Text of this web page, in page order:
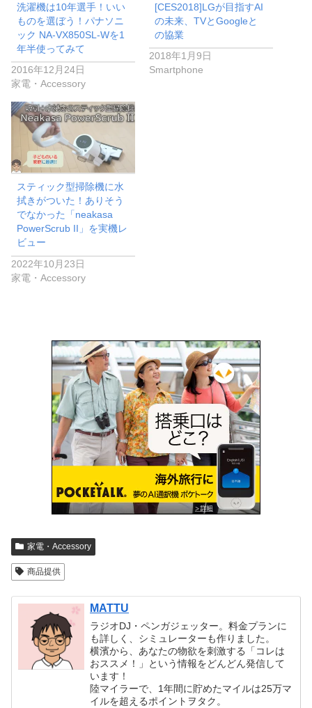
洗濯機は10年選手！いい
ものを選ぼう！パナソニ
ック NA-VX850SL-Wを1
年半使ってみて
2016年12月24日
家電・Accessory
[CES2018]LGが目指すAI
の未来、TVとGoogleと
の協業
2018年1月9日
Smartphone
スティック型掃除機に水
拭きがついた！ありそう
でなかった「neakasa
PowerScrub II」を実機レ
ビュー
2022年10月23日
家電・Accessory
家電・Accessory
商品提供
MATTU
ラジオDJ・ペンガジェッター。料金プランに
も詳しく、シミュレーターも作りました。
横濱から、あなたの物欲を刺激する「コレは
おススメ！」という情報をどんどん発信して
います！
陸マイラーで、1年間に貯めたマイルは25万マ
イルを超えるポイントヲタク。